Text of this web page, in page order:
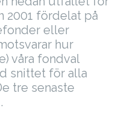
2001 fördelat på
eller
hur
våra fondval
snittet för alla
tre senaste